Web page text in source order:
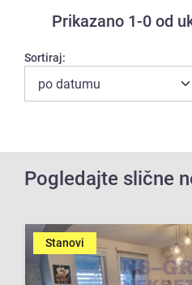
Prikazano 1-0 od
Sortiraj:
po datumu
Pogledajte slične
Stanovi